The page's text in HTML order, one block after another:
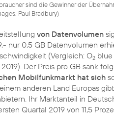
sind die Gewinner der
Paul Bradbury)
von Datenvolumen
nur 0,5 GB Datenvolumen
(Vergleich: O2
Der Preis pro GB sank
Mobilfunkmarkt hat sich
anderen Land Europas
Ihr Marktanteil in
Quartal 2019 von 11,5